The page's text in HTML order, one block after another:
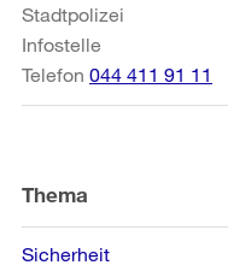
Stadtpolizei
Infostelle
Telefon 044 411 91 11
Thema
Sicherheit